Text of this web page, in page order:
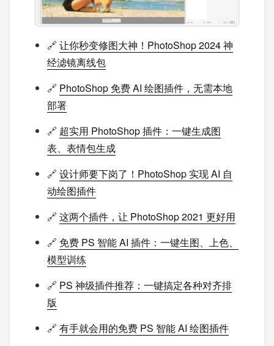
🔗 让你秒变修图大神！PhotoShop 2024 神
经滤镜离线包
🔗 PhotoShop 免费 AI 绘图插件，无需本地
部署
🔗 超实用 PhotoShop 插件：一键生成图
表、表情包生成
🔗 设计师要下岗了！PhotoShop 实现 AI 自
动绘图插件
🔗 这两个插件，让 PhotoShop 2021 更好用
🔗 免费 PS 智能 AI 插件：一键生图、上色、
模型训练
🔗 PS 神级插件推荐：一键搞定各种对齐排
版
🔗 有手就会用的免费 PS 智能 AI 绘图插件